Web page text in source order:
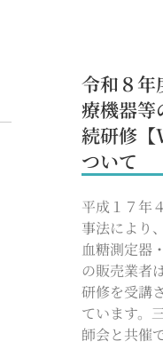
令和８年
療機器等
続研修
ついて
平成１７年
事法により
血糖測定器
の販売業者
研修を受講
ています。
師会と共催